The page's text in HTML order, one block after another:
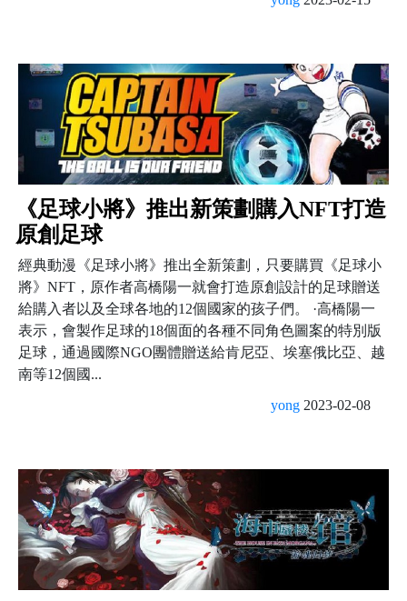
《足球小將》推出新策劃購入NFT打造
原創足球
經典動漫《足球小將》推出全新策劃，只要購買《足球小
將》NFT，原作者高橋陽一就會打造原創設計的足球贈送
給購入者以及全球各地的12個國家的孩子們。 ·高橋陽一
表示，會製作足球的18個面的各種不同角色圖案的特別版
足球，通過國際NGO團體贈送給肯尼亞、埃塞俄比亞、越
南等12個國...
yong 2023-02-08